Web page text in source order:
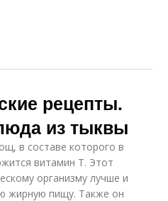
рецепты.
из тыквы
в составе которого в
витамин Т. Этот
организму лучше и
жирную пищу. Также он